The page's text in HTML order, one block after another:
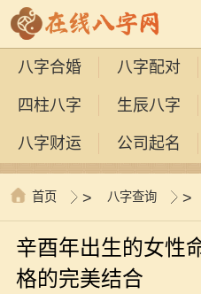
八字合婚 八字配对
四柱八字 生辰八字
八字财运 公司起名
首页 > 八字查询 >
辛酉年出生的女性
格的完美结合